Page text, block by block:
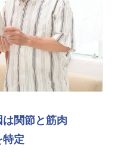
関節と筋肉
特定